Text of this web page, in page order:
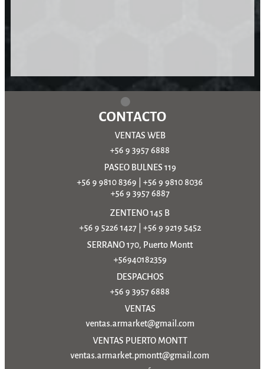
CONTACTO
VENTAS WEB
+56 9 3957 6888
PASEO BULNES 119
+56 9 9810 8369
+56 9 9810 8036
+56 9 3957 6887
ZENTENO 145 B
+56 9 5226 1427| +56 9 9219 5452
SERRANO 170, Puerto Montt
+56940182359
DESPACHOS
+56 9 3957 6888
VENTAS
ventas.armarket@gmail.com
VENTAS PUERTO MONTT
ventas.armarket.pmontt@gmail.com